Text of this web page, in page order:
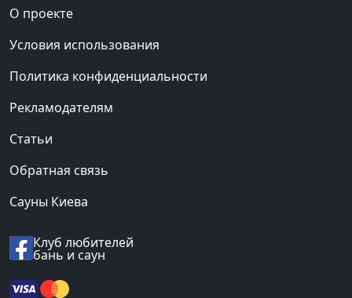
О проекте
Условия использования
Политика конфиденциальности
Рекламодателям
Статьи
Обратная связь
Сауны Киева
Клуб любителей
бань и саун